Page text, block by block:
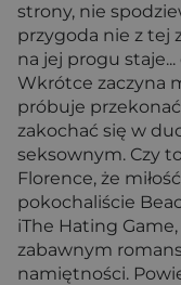
strony, nie
przygoda nie z tej
na jej progu
Wkrótce zaczyna
próbuje
zakochać się w
seksownym. Czy
Florence, że
pokochaliście
iThe Hating
zabawnym
namiętności.